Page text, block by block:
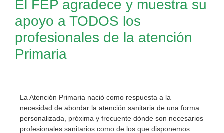
El FEP agradece y muestra su
apoyo a TODOS los
profesionales de la atención
Primaria
La Atención Primaria nació como respuesta a la
necesidad de abordar la atención sanitaria de una forma
personalizada, próxima y frecuente dónde son necesarios
profesionales sanitarios como de los que disponemos